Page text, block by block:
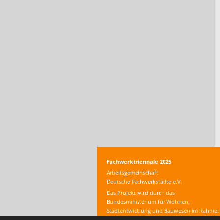
Fachwerktriennale 2025
Arbeitsgemeinschaft
Deutsche Fachwerkstädte e.V.
Das Projekt wird durch das
Bundesministerium für Wohnen,
Stadtentwicklung und Bauwesen im Rahmen